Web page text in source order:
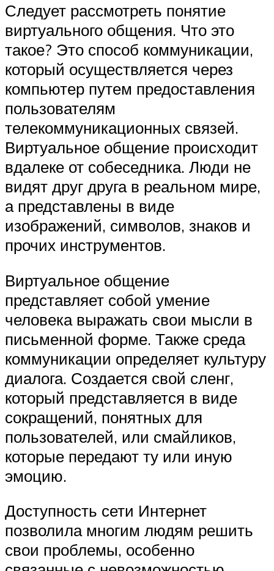
Следует рассмотреть понятие
виртуального общения. Что это
такое? Это способ коммуникации,
который осуществляется через
компьютер путем предоставления
пользователям
телекоммуникационных связей.
Виртуальное общение происходит
вдалеке от собеседника. Люди не
видят друг друга в реальном мире,
а представлены в виде
изображений, символов, знаков и
прочих инструментов.
Виртуальное общение
представляет собой умение
человека выражать свои мысли в
письменной форме. Также среда
коммуникации определяет культуру
диалога. Создается свой сленг,
который представляется в виде
сокращений, понятных для
пользователей, или смайликов,
которые передают ту или иную
эмоцию.
Доступность сети Интернет
позволила многим людям решить
свои проблемы, особенно